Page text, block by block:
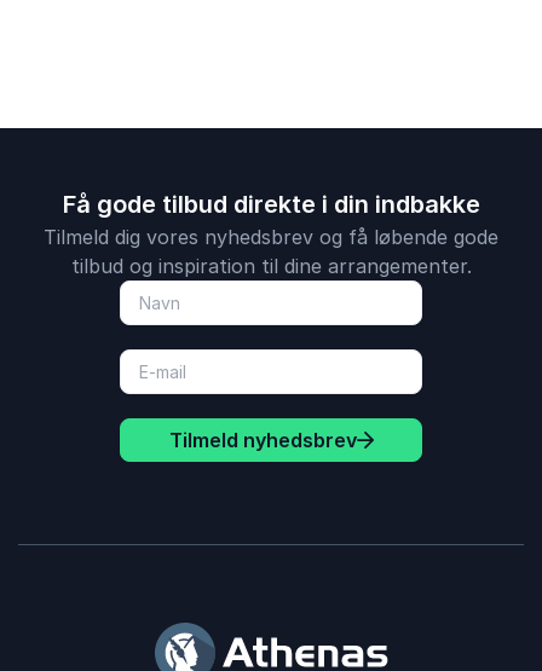
Få gode tilbud direkte i din indbakke
Tilmeld dig vores nyhedsbrev og få løbende gode
tilbud og inspiration til dine arrangementer.
Tilmeld nyhedsbrev